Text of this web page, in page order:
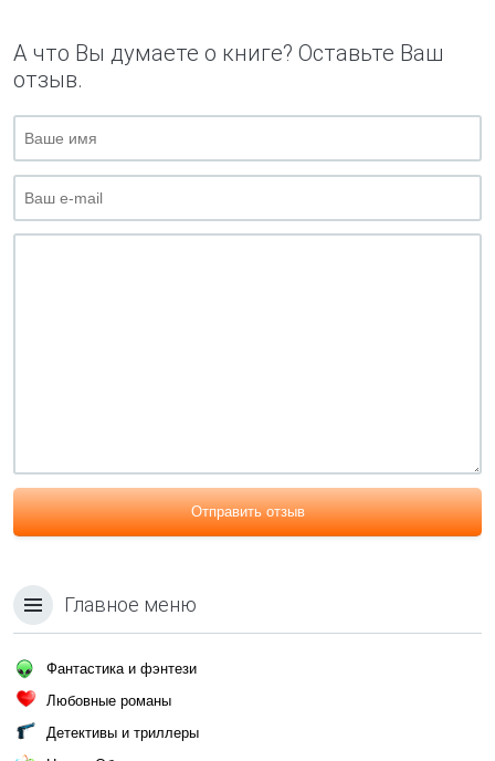
А что Вы думаете о книге? Оставьте Ваш
отзыв.
Отправить отзыв
Главное меню
Фантастика и фэнтези
Любовные романы
Детективы и триллеры